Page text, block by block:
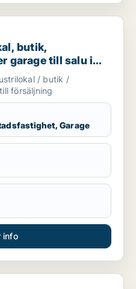
bostadsfastighet eller garage
butik,
garage till salu i
/ butik /
försäljning
Garage
info